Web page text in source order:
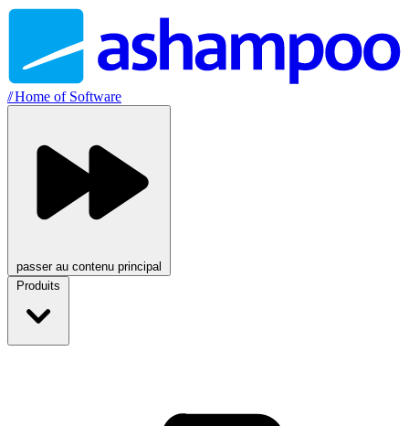
//Home of Software
passer au contenu principal
Produits